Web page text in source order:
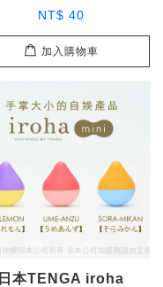
NT$ 40
加入購物車
日本TENGA iroha